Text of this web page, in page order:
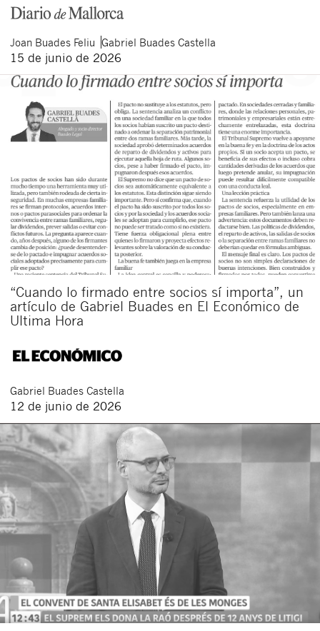
Joan Buades Feliu Gabriel Buades Castella
15 de junio de 2026
“Cuando lo firmado entre socios sí importa”, un
artículo de Gabriel Buades en El Económico de
Ultima Hora
Gabriel Buades Castella
12 de junio de 2026